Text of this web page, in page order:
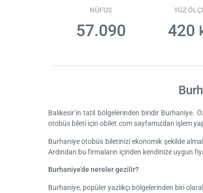
NÜFUS
57.090
YÜZ
420
Balıkesir’in tatil bölgelerinden biridir Burhaniye.
otobüs bileti için obilet.com sayfamızdan işlem
Burhaniye otobüs biletinizi ekonomik şekilde
Ardından bu firmaların içinden kendinize uygun
Burhaniye’de nereler gezilir?
Burhaniye, popüler yazlıkçı bölgelerinden biri